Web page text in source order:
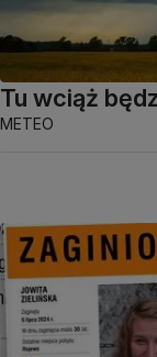
Tu wciąż
METEO